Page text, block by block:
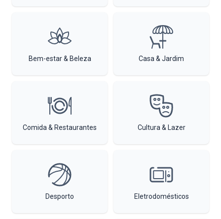
Bem-estar & Beleza Casa & Jardim
Comida & Restaurantes Cultura & Lazer
Desporto Eletrodomésticos